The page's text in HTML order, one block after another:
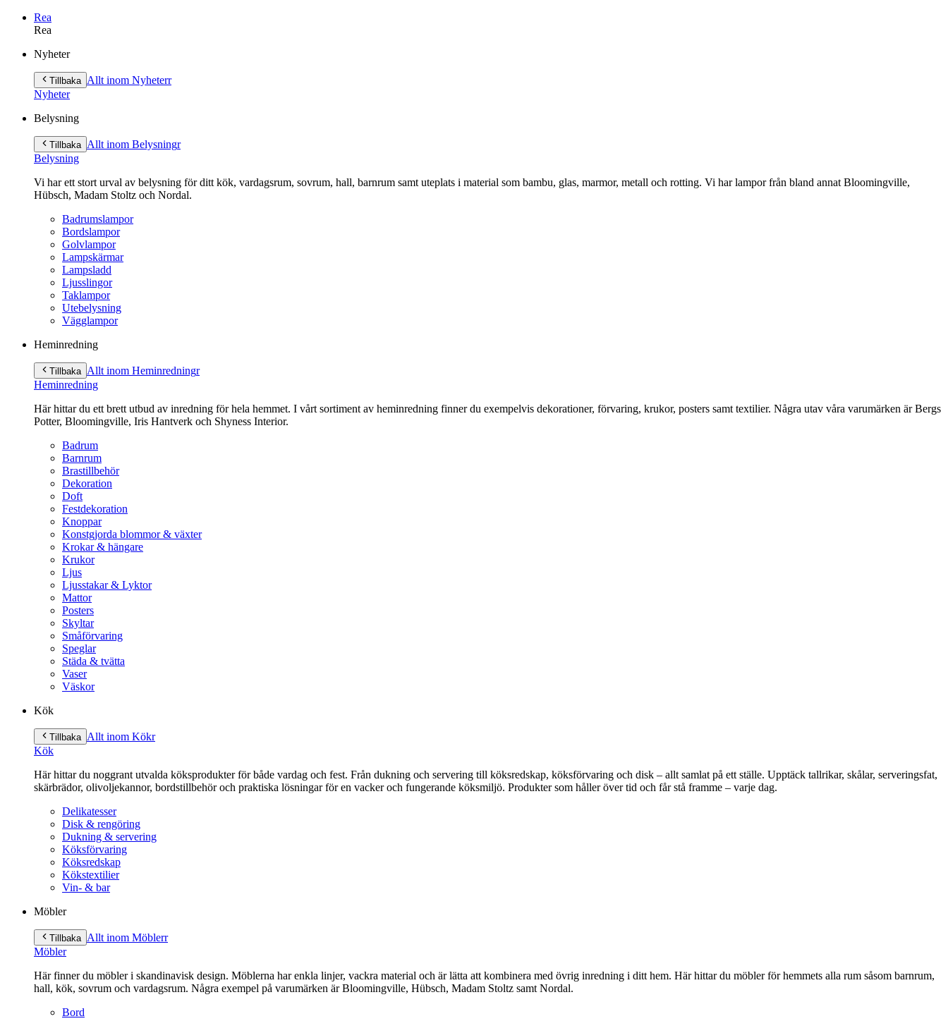
Rea
Rea
innehåll
Nyheter
Tillbaka Allt inom Nyheterr
Nyheter
Belysning
Tillbaka Allt inom Belysningr
Belysning
Vi har ett stort urval av belysning för ditt kök, vardagsrum, sovrum, hall, barnrum samt uteplats i material som bambu, glas, marmor, metall och rotting. Vi har lampor från bland annat Bloomingville,
Hübsch, Madam Stoltz och Nordal.
Badrumslampor
Bordslampor
Golvlampor
Lampskärmar
Lampsladd
Ljusslingor
Taklampor
Utebelysning
Vägglampor
Heminredning
Tillbaka Allt inom Heminredningr
Heminredning
Här hittar du ett brett utbud av inredning för hela hemmet. I vårt sortiment av heminredning finner du exempelvis dekorationer, förvaring, krukor, posters samt textilier. Några utav våra varumärken är Bergs
Potter, Bloomingville, Iris Hantverk och Shyness Interior.
Badrum
Barnrum
Brastillbehör
Dekoration
Doft
Festdekoration
Knoppar
Konstgjorda blommor & växter
Krokar & hängare
Krukor
Ljus
Ljusstakar & Lyktor
Mattor
Posters
Skyltar
Småförvaring
Speglar
Städa & tvätta
Vaser
Väskor
Kök
Tillbaka Allt inom Kökr
Kök
Här hittar du noggrant utvalda köksprodukter för både vardag och fest. Från dukning och servering till köksredskap, köksförvaring och disk – allt samlat på ett ställe. Upptäck tallrikar, skålar, serveringsfat,
skärbrädor, olivoljekannor, bordstillbehör och praktiska lösningar för en vacker och fungerande köksmiljö. Produkter som håller över tid och får stå framme – varje dag.
Delikatesser
Disk & rengöring
Dukning & servering
Köksförvaring
Köksredskap
Kökstextilier
Vin- & bar
Möbler
Tillbaka Allt inom Möblerr
Möbler
Här finner du möbler i skandinavisk design. Möblerna har enkla linjer, vackra material och är lätta att kombinera med övrig inredning i ditt hem. Här hittar du möbler för hemmets alla rum såsom barnrum,
hall, kök, sovrum och vardagsrum. Några exempel på varumärken är Bloomingville, Hübsch, Madam Stoltz samt Nordal.
Bord